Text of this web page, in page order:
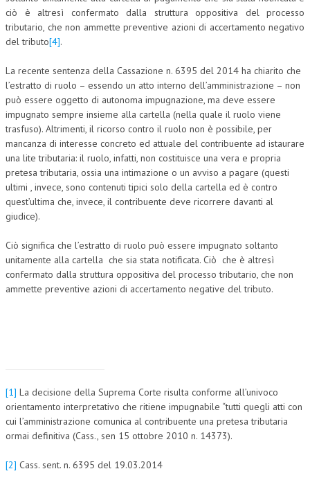
ciò è altresì confermato dalla struttura oppositiva del processo
tributario, che non ammette preventive azioni di accertamento negativo
del tributo[4].
La recente sentenza della Cassazione n. 6395 del 2014 ha chiarito che
l’estratto di ruolo – essendo un atto interno dell’amministrazione – non
può essere oggetto di autonoma impugnazione, ma deve essere
impugnato sempre insieme alla cartella (nella quale il ruolo viene
trasfuso). Altrimenti, il ricorso contro il ruolo non è possibile, per
mancanza di interesse concreto ed attuale del contribuente ad istaurare
una lite tributaria: il ruolo, infatti, non costituisce una vera e propria
pretesa tributaria, ossia una intimazione o un avviso a pagare (questi
ultimi , invece, sono contenuti tipici solo della cartella ed è contro
quest’ultima che, invece, il contribuente deve ricorrere davanti al
giudice).
Ciò significa che l’estratto di ruolo può essere impugnato soltanto
unitamente alla cartella che sia stata notificata. Ciò che è altresì
confermato dalla struttura oppositiva del processo tributario, che non
ammette preventive azioni di accertamento negative del tributo.
[1] La decisione della Suprema Corte risulta conforme all’univoco
orientamento interpretativo che ritiene impugnabile “tutti quegli atti con
cui l’amministrazione comunica al contribuente una pretesa tributaria
ormai definitiva (Cass., sen 15 ottobre 2010 n. 14373).
[2] Cass. sent. n. 6395 del 19.03.2014